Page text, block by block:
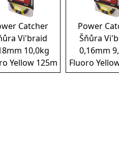
Catcher
Vi'braid
10,0kg
Yellow 125m
Power
Šňůra
0,16mm
Fluoro